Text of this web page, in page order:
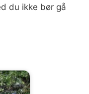
du ikke bør gå